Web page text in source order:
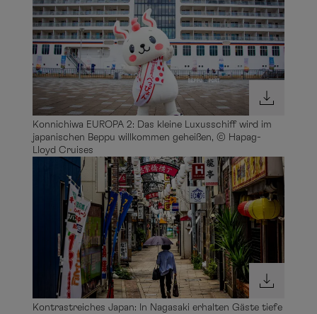
Konnichiwa EUROPA 2: Das kleine Luxusschiff wird im
japanischen Beppu willkommen geheißen, © Hapag-
Lloyd Cruises
Kontrastreiches Japan: In Nagasaki erhalten Gäste tiefe